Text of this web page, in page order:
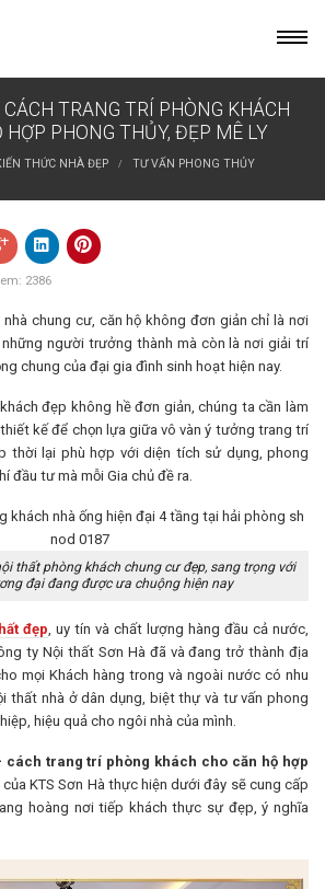
TRANG TRÍ PHÒNG KHÁCH
HỢP PHONG THỦY, ĐẸP MÊ LY
THỨC NHÀ ĐẸP TƯ VẤN PHONG THỦY
2386
chung cư, căn hộ không đơn giản chỉ là nơi
người trưởng thành mà còn là nơi giải trí
chung của đại gia đình sinh hoạt hiện nay.
đẹp không hề đơn giản, chúng ta cần làm
kế để chọn lựa giữa vô vàn ý tưởng trang trí
thời lại phù hợp với diện tích sử dụng, phong
đầu tư mà mỗi Gia chủ đề ra.
thất phòng khách chung cư đẹp, sang trọng với
đại đang được ưa chuộng hiện nay
đẹp, uy tín và chất lượng hàng đầu cả nước,
ty Nội thất Sơn Hà đã và đang trở thành địa
mọi Khách hàng trong và ngoài nước có nhu
thất nhà ở dân dụng, biệt thự và tư vấn phong
hiệu quả cho ngôi nhà của mình.
cách trang trí phòng khách cho căn hộ hợp
của KTS Sơn Hà thực hiện dưới đây sẽ cung cấp
hoàng nơi tiếp khách thực sự đẹp, ý nghĩa